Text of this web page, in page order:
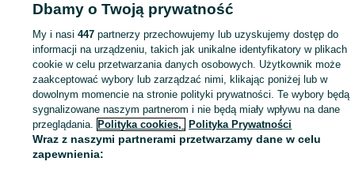
Strona główna Sport i Hobby Jeździectwo
Dolnośląskie
Siodła - Kamień
KATEGORIA
1077207491 Wyświetlenia:
Zadzwoń / SMS
Dbamy o Twoją prywatność
My i nasi447 partnerzy przechowujemy lub uzyskujemy dostęp do
informacji na urządzeniu, takich jak unikalne identyfikatory w plikach
cookie w celu przetwarzania danych osobowych. Użytkownik może
zaakceptować wybory lub zarządzać nimi, klikając poniżej lub w
dowolnym momencie na stronie polityki prywatności. Te wybory będą
sygnalizowane naszym partnerom i nie będą miały wpływu na dane
przeglądania. Polityka cookies, Polityka Prywatności
Wraz z naszymi partnerami przetwarzamy dane w celu
zapewnienia: